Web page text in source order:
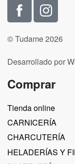
© Tudame 2026
Desarrollado por
Comprar
Tienda online
CARNICERÍA
CHARCUTERÍA
HELADERÍAS Y